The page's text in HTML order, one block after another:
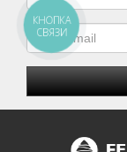
КНОПКА
СВЯЗИ